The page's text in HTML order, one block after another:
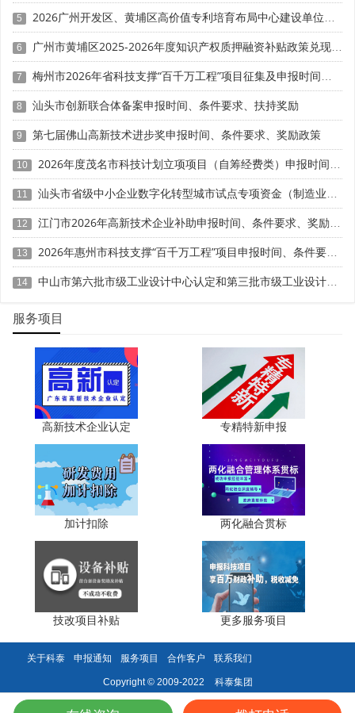
审前一两年就开始布局核心发明专利，确保专利与研发项目
同步推进，形成完整的知识产权证据链。
2. 策略二：规范研发费用归集
建立规范的研发费用辅助账，确保研发费用归集口径一
致。财务数据、高企系统数据、所得税申报数据必须保持逻
辑统一。建议引入数字化研发管理工具，实现研发项目的信
息化管理。
3. 策略三：强化成果转化佐证
复审对科技成果转化的审查更加注重市场化验证。企业
应提前梳理近三年的转化成果，保留销售合同、发票、检测
报告等市场验证材料，形成"研发—转化—收益"的完整证据
闭环。
五、常见问题解答
· 问：复审与首次认定有何区别?答：复审在评审流程上
与首次认定一致，但监管部门对复审企业的数据一致性更加
关注。
· 问：知识产权数量不足怎么办?答：复审前及时补充申
请专利，尤其是与企业核心技术相关的发明专利。
· 问：研发费用比例不达标怎么办?建议通过规范费用归
集口径、增加研发投入等方式确保比例达标。
六、结语
高新技术企业复审是对企业持续创新能力的"大考"。
2026年复审标准更加严格，监管力度持续加大，企业必须摒
弃"重认定、轻维护"的旧观念，将高企管理纳入常态化工
作。只有持续保持创新活力与合规经营，才能真正享受高企
科泰集团(https://www.gdktzx.com/)成立17年来，致力于
5 2026广州开发区、黄埔区高价值专利培育布局中心建设单位申报时间、条件要求、扶持奖励
6 广州市黄埔区2025-2026年度知识产权质押融资补贴政策兑现申报时间、条件要求、资助奖励
7 梅州市2026年省科技支撑“百千万工程”项目征集及申报时间、条件要求、资助奖励
8 汕头市创新联合体备案申报时间、条件要求、扶持奖励
9 第七届佛山高新技术进步奖申报时间、条件要求、奖励政策
10 2026年度茂名市科技计划立项项目（自筹经费类）申报时间、条件要求
11 汕头市省级中小企业数字化转型城市试点专项资金（制造业数字化改造方向）第六批项目入库申报时间、条件要求、补助奖励
12 江门市2026年高新技术企业补助申报时间、条件要求、奖励标准
13 2026年惠州市科技支撑“百千万工程”项目申报时间、条件要求、资助奖励
14 中山市第六批市级工业设计中心认定和第三批市级工业设计中心复核申报时间、条件要求、扶持奖励
服务项目
高新技术企业认定 专精特新申报
加计扣除 两化融合贯标
技改项目补贴 更多服务项目
关于科泰 申报通知 服务项目 合作客户 联系我们
Copyright © 2009-2022 科泰集团